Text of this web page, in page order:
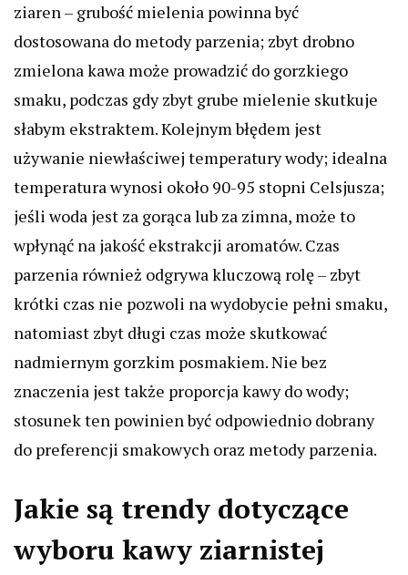
ziaren – grubość mielenia powinna być
dostosowana do metody parzenia; zbyt drobno
zmielona kawa może prowadzić do gorzkiego
smaku, podczas gdy zbyt grube mielenie skutkuje
słabym ekstraktem. Kolejnym błędem jest
używanie niewłaściwej temperatury wody; idealna
temperatura wynosi około 90-95 stopni Celsjusza;
jeśli woda jest za gorąca lub za zimna, może to
wpłynąć na jakość ekstrakcji aromatów. Czas
parzenia również odgrywa kluczową rolę – zbyt
krótki czas nie pozwoli na wydobycie pełni smaku,
natomiast zbyt długi czas może skutkować
nadmiernym gorzkim posmakiem. Nie bez
znaczenia jest także proporcja kawy do wody;
stosunek ten powinien być odpowiednio dobrany
do preferencji smakowych oraz metody parzenia.
Jakie są trendy dotyczące
wyboru kawy ziarnistej